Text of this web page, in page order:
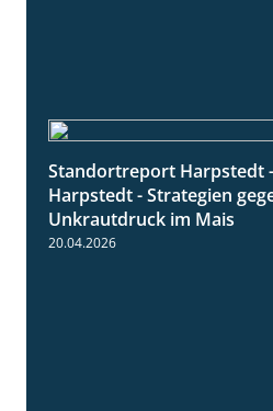
Standortreport Harpstedt
Harpstedt - Strategien
Unkrautdruck im Mais
20.04.2026